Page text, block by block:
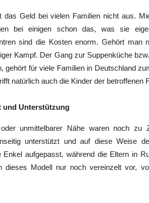
das Geld bei vielen Familien nicht aus.
bei einigen schon das, was sie
sind die Kosten enorm. Gehört man
Kampf. Der Gang zur Suppenküche
gehört für viele Familien in Deutschland
natürlich auch die Kinder der betroffenen
und Unterstützung
unmittelbarer Nähe waren noch zu
unterstützt und auf diese Weise
aufgepasst, während die Eltern in
dieses Modell nur noch vereinzelt vor,